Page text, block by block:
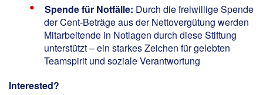
Spende für Notfälle: Durch die freiwillige Spende
der Cent-Beträge aus der Nettovergütung werden
Mitarbeitende in Notlagen durch diese Stiftung
unterstützt – ein starkes Zeichen für gelebten
Teamspirit und soziale Verantwortung
Interested?